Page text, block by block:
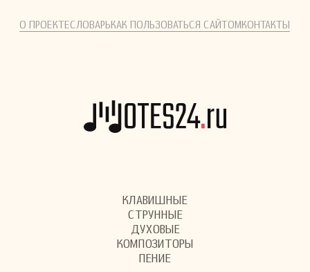
О ПРОЕКТЕСЛОВАРЬКАК ПОЛЬЗОВАТЬСЯ САЙТОМКОНТАКТЫ
КЛАВИШНЫЕ
СТРУННЫЕ
ДУХОВЫЕ
КОМПОЗИТОРЫ
ПЕНИЕ